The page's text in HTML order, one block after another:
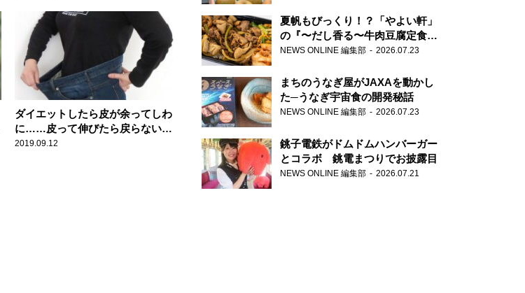
ダイエットしたら皮が余ってしわ
に……皮って伸びたら戻らない
の？ 医師が回答
2019.09.12
夏帆もびっくり！？「やよい軒」
の『〜だし香る〜牛肉豆腐定食』
が香り高すぎる
NEWS ONLINE 編集部 2026.07.23
まちのうなぎ屋がJAXAを動かし
た─うなぎ宇宙食の開発秘話
NEWS ONLINE 編集部 2026.07.23
銚子電鉄がドムドムハンバーガー
とコラボ 銚電まつりでお披露目
NEWS ONLINE 編集部 2026.07.21